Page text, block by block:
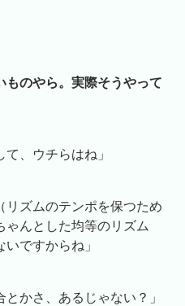
ものやら。実際そうやって
、ウチらはね」
リズムのテンポを保つため
ゃんとした均等のリズム
ですからね」
かさ、あるじゃない？」